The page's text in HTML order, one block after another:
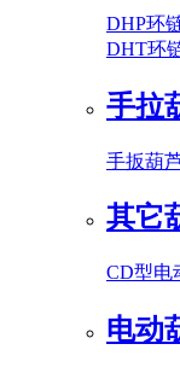
DHP环
DHT环
手拉
手扳葫
其它
CD型电
电动